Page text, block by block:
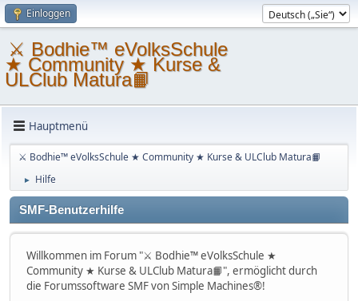
Einloggen
⚔ Bodhie™ eVolksSchule
★ Community ★ Kurse &
ULClub Matura📙
Hauptmenü
⚔ Bodhie™ eVolksSchule ★ Community ★ Kurse & ULClub Matura📙
► Hilfe
SMF-Benutzerhilfe
Willkommen im Forum "⚔ Bodhie™ eVolksSchule ★
Community ★ Kurse & ULClub Matura📙", ermöglicht durch
die Forumssoftware SMF von Simple Machines®!